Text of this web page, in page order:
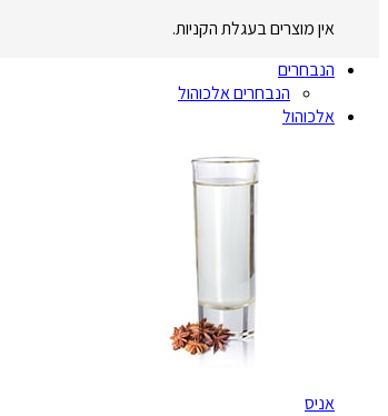
אין מוצרים בעגלת הקניות.
הנבחרים
הנבחרים אלכוהול
אלכוהול
אניס